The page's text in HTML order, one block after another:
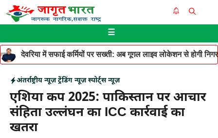
Skip
to
☰
देवरिया में सफाई कर्मियों पर सख्ती: अब गूगल लाइव लोकेशन से होगी
अंतर्राष्ट्रीय न्यूज़ ट्रेंडिंग न्यूज़ स्पोर्ट्स न्यूज़
एशिया कप 2025: पाकिस्तान पर आचार
संहिता उल्लंघन का ICC कार्रवाई का
खतरा